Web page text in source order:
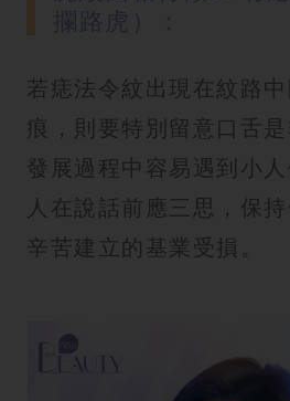
若痣法令紋出現在紋路
痕，則要特別留意口舌
發展過程中容易遇到小
人在說話前應三思，保
辛苦建立的基業受損。